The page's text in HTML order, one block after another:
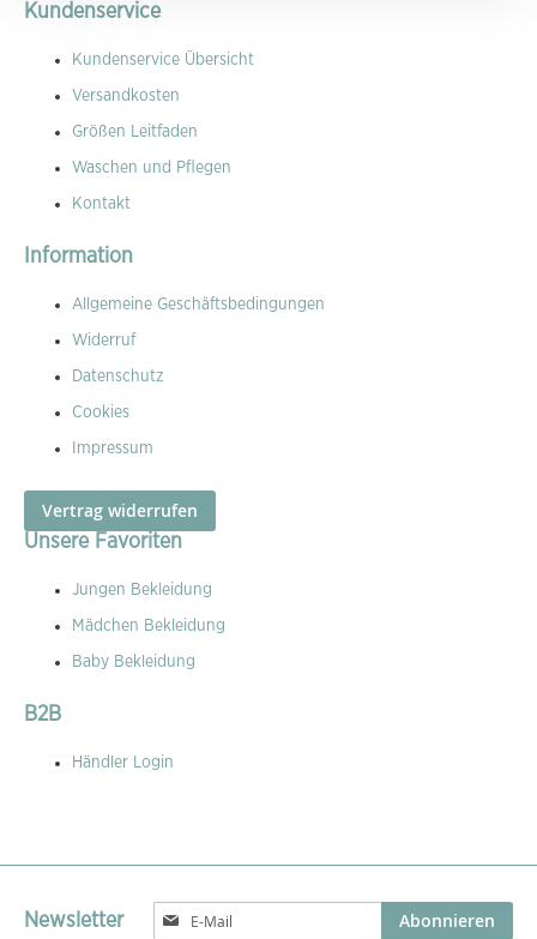
Kundenservice
Kundenservice Übersicht
Versandkosten
Größen Leitfaden
Waschen und Pflegen
Kontakt
Information
Allgemeine Geschäftsbedingungen
Widerruf
Datenschutz
Cookies
Impressum
Vertrag widerrufen
Unsere Favoriten
Jungen Bekleidung
Mädchen Bekleidung
Baby Bekleidung
B2B
Händler Login
Newsletter
Melden
Abonnieren